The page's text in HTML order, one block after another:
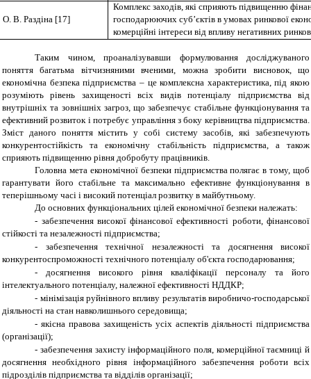
О. В. Раздіна [17]
Комплекс заходів, які сприяють підвищенню
господарюючих суб’єктів в умовах ринкової
комерційні інтереси від впливу негативних
Таким чином, проаналізувавши формулювання досліджуваного
поняття багатьма вітчизняними вченими, можна зробити висновок, що
економічна безпека підприємства – це комплексна характеристика, під якою
розуміють рівень захищеності всіх видів потенціалу підприємства від
внутрішніх та зовнішніх загроз, що забезпечує стабільне функціонування та
ефективний розвиток і потребує управління з боку керівництва підприємства.
Зміст даного поняття містить у собі систему засобів, які забезпечують
конкурентостійкість та економічну стабільність підприємства, а також
сприяють підвищенню рівня добробуту працівників.
Головна мета економічної безпеки підприємства полягає в тому, щоб
гарантувати його стабільне та максимально ефективне функціонування в
теперішньому часі і високий потенціал розвитку в майбутньому.
До основних функціональних цілей економічної безпеки належать:
- забезпечення високої фінансової ефективності роботи, фінансової
стійкості та незалежності підприємства;
-
забезпечення технічної незалежності та досягнення високої
конкурентоспроможності технічного потенціалу об'єкта господарювання;
-
досягнення високого рівня кваліфікації персоналу та його
інтелектуального потенціалу, належної ефективності НДДКР;
- мінімізація руйнівного впливу результатів виробничо-господарської
діяльності на стан навколишнього середовища;
- якісна правова захищеність усіх аспектів діяльності підприємства
(організації);
- забезпечення захисту інформаційного поля, комерційної таємниці й
досягнення необхідного рівня інформаційного забезпечення роботи всіх
підрозділів підприємства та відділів організації;